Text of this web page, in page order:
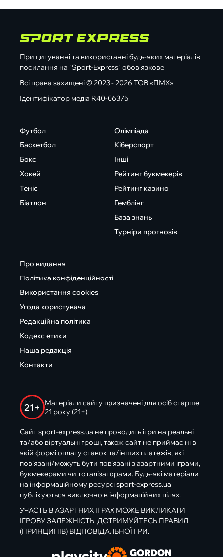
При цитуванні та використанні будь-яких матеріалів
посилання на "Sport-Express" обов'язкове
Всі права захищені © 2023 - 2026 ТОВ «ПМХ»
Ідентифікатор медіа R40-06375
Футбол
Баскетбол
Бокс
Хокей
Теніс
Біатлон
Олімпіада
Кіберспорт
Інші
Рейтинг букмекерів
Рейтинг казино
Гемблінг
База знань
Турніри прогнозів
Про видання
Політика конфіденційності
Використання cookies
Угода користувача
Редакційна політика
Кодекс етики
Наша редакція
Контакти
21+
Матеріали сайту призначені для осіб старше
21 року (21+)
Сайт sport-express.ua не проводить ігри на реальні
та/або віртуальні гроші, також сайт не приймає ні в
якій формі оплату ставок та/інших платежів, які
пов’язані/можуть бути пов’язані з азартними іграми,
букмекерами чи тоталізаторами. Будь-які матеріали
на інформаційному ресурсі sport-express.ua
публікуються виключно в інформаційних цілях.
УЧАСТЬ В АЗАРТНИХ ІГРАХ МОЖЕ ВИКЛИКАТИ
ІГРОВУ ЗАЛЕЖНІСТЬ. ДОТРИМУЙТЕСЬ ПРАВИЛ
(ПРИНЦИПІВ) ВІДПОВІДАЛЬНОЇ ГРИ.